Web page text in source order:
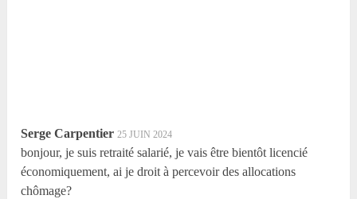
Serge Carpentier 25 JUIN 2024
bonjour, je suis retraité salarié, je vais être bientôt licencié
économiquement, ai je droit à percevoir des allocations
chômage?